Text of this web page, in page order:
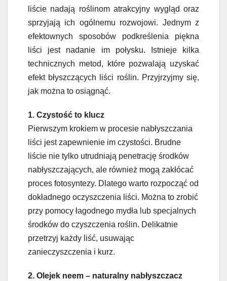
liście nadają roślinom atrakcyjny wygląd oraz
sprzyjają ich ogólnemu rozwojowi. Jednym z
efektownych sposobów podkreślenia piękna
liści jest nadanie im połysku. Istnieje kilka
technicznych metod, które pozwalają uzyskać
efekt błyszczących liści roślin. Przyjrzyjmy się,
jak można to osiągnąć.
1. Czystość to klucz
Pierwszym krokiem w procesie nabłyszczania
liści jest zapewnienie im czystości. Brudne
liście nie tylko utrudniają penetrację środków
nabłyszczających, ale również mogą zakłócać
proces fotosyntezy. Dlatego warto rozpocząć od
dokładnego oczyszczenia liści. Można to zrobić
przy pomocy łagodnego mydła lub specjalnych
środków do czyszczenia roślin. Delikatnie
przetrzyj każdy liść, usuwając
zanieczyszczenia i kurz.
2. Olejek neem – naturalny nabłyszczacz